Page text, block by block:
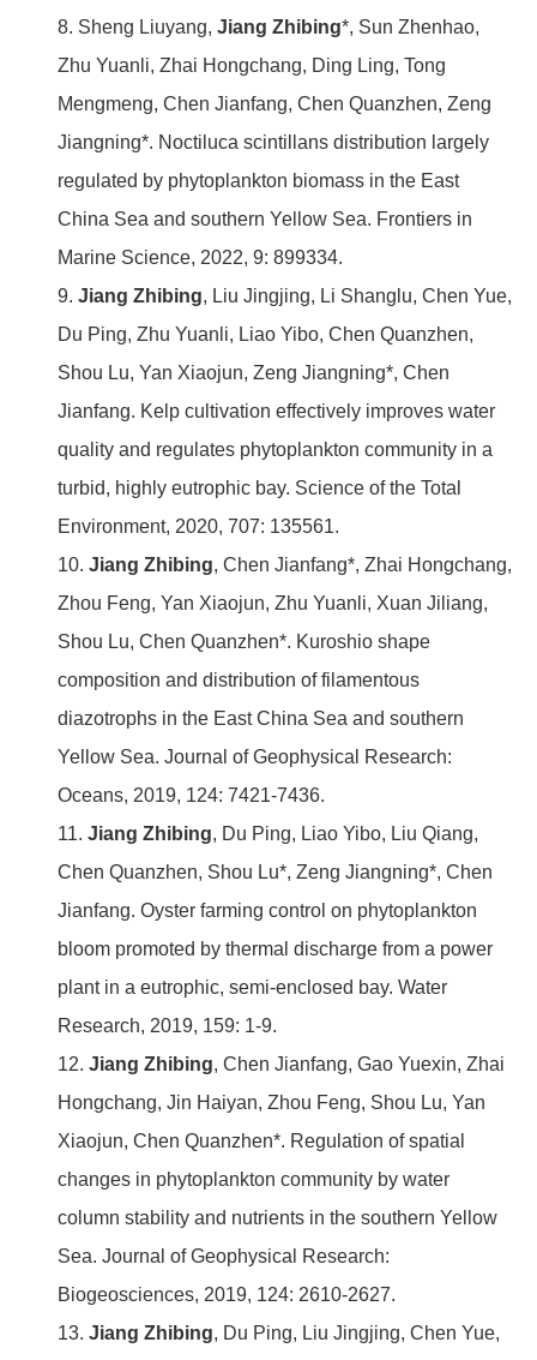
8. Sheng Liuyang, Jiang Zhibing*, Sun Zhenhao,
Zhu Yuanli, Zhai Hongchang, Ding Ling, Tong
Mengmeng, Chen Jianfang, Chen Quanzhen, Zeng
Jiangning*. Noctiluca scintillans distribution largely
regulated by phytoplankton biomass in the East
China Sea and southern Yellow Sea. Frontiers in
Marine Science, 2022, 9: 899334.
9. Jiang Zhibing, Liu Jingjing, Li Shanglu, Chen Yue,
Du Ping, Zhu Yuanli, Liao Yibo, Chen Quanzhen,
Shou Lu, Yan Xiaojun, Zeng Jiangning*, Chen
Jianfang. Kelp cultivation effectively improves water
quality and regulates phytoplankton community in a
turbid, highly eutrophic bay. Science of the Total
Environment, 2020, 707: 135561.
10. Jiang Zhibing, Chen Jianfang*, Zhai Hongchang,
Zhou Feng, Yan Xiaojun, Zhu Yuanli, Xuan Jiliang,
Shou Lu, Chen Quanzhen*. Kuroshio shape
composition and distribution of filamentous
diazotrophs in the East China Sea and southern
Yellow Sea. Journal of Geophysical Research:
Oceans, 2019, 124: 7421-7436.
11. Jiang Zhibing, Du Ping, Liao Yibo, Liu Qiang,
Chen Quanzhen, Shou Lu*, Zeng Jiangning*, Chen
Jianfang. Oyster farming control on phytoplankton
bloom promoted by thermal discharge from a power
plant in a eutrophic, semi-enclosed bay. Water
Research, 2019, 159: 1-9.
12. Jiang Zhibing, Chen Jianfang, Gao Yuexin, Zhai
Hongchang, Jin Haiyan, Zhou Feng, Shou Lu, Yan
Xiaojun, Chen Quanzhen*. Regulation of spatial
changes in phytoplankton community by water
column stability and nutrients in the southern Yellow
Sea. Journal of Geophysical Research:
Biogeosciences, 2019, 124: 2610-2627.
13. Jiang Zhibing, Du Ping, Liu Jingjing, Chen Yue,